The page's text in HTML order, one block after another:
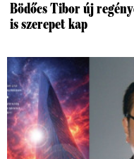
Bödőcs Tibor új
is szerepet kap